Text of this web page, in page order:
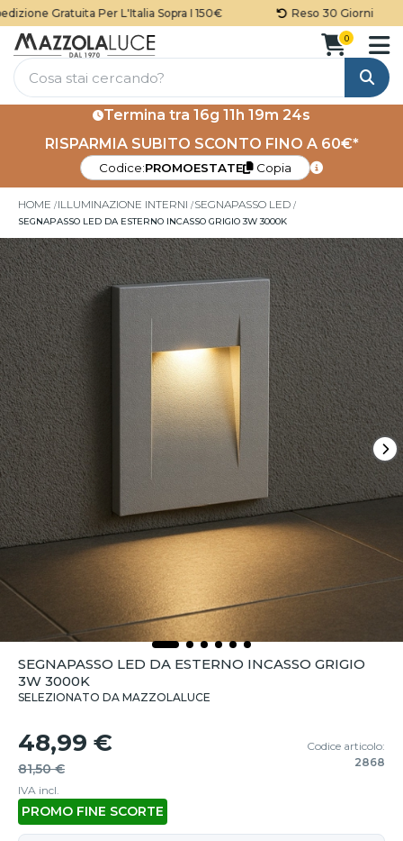
Gratuita Per L'Italia Sopra I 150€ Reso 30 Giorni
Cerca
0
Termina tra16g 11h 19m 23s
RISPARMIA SUBITO SCONTO FINO A 60€*
Codice:PROMOESTATE Copia
HOME ILLUMINAZIONE INTERNI SEGNAPASSO LED
SEGNAPASSO LED DA ESTERNO INCASSO GRIGIO 3W 3000K
SEGNAPASSO LED DA ESTERNO INCASSO GRIGIO
3W 3000K
SELEZIONATO DA MAZZOLALUCE
48,99 €
81,50 €
IVA incl.
PROMO FINE SCORTE
Codice articolo:
2868